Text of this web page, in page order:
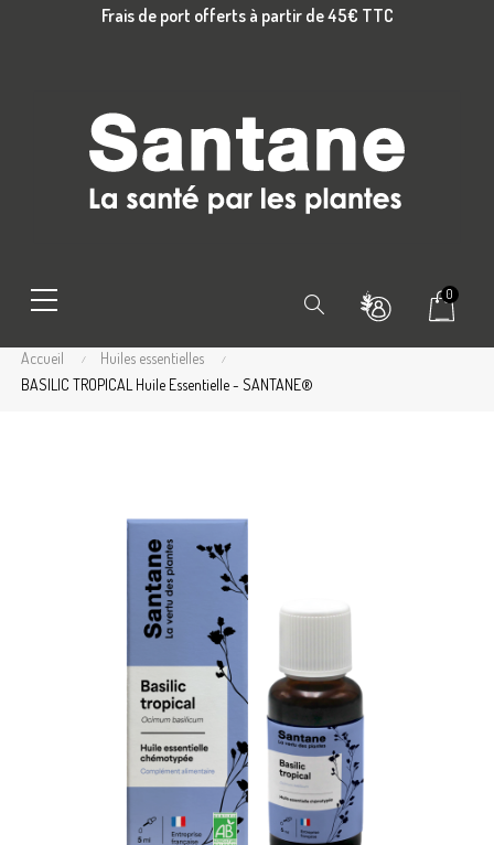
Frais de port offerts à partir de 45€ TTC
Chercher 0
Accueil
Huiles essentielles
BASILIC TROPICAL Huile Essentielle - SANTANE®